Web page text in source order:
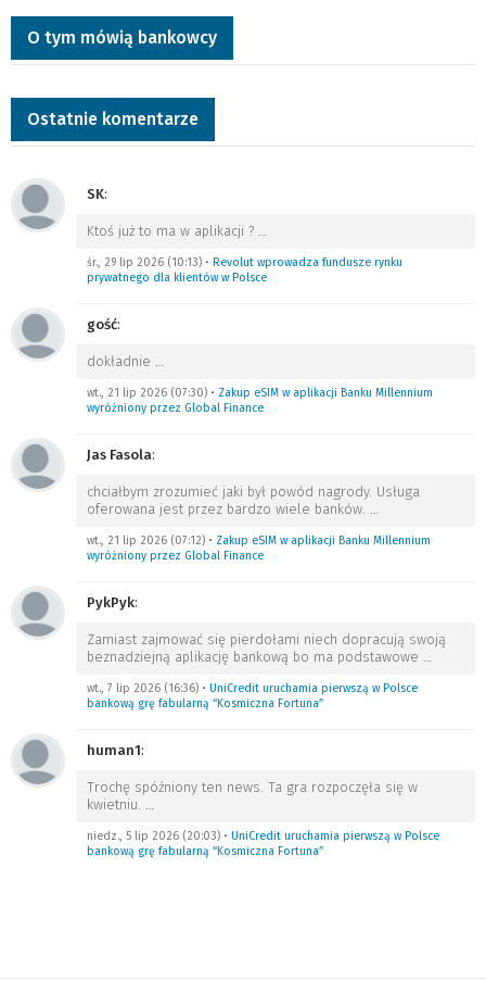
O tym mówią bankowcy
Ostatnie komentarze
SK:
Ktoś już to ma w aplikacji ? …
śr., 29 lip 2026 (10:13) • Revolut wprowadza fundusze rynku
prywatnego dla klientów w Polsce
gość:
dokładnie …
wt., 21 lip 2026 (07:30) • Zakup eSIM w aplikacji Banku Millennium
wyróżniony przez Global Finance
Jas Fasola:
chciałbym zrozumieć jaki był powód nagrody. Usługa
oferowana jest przez bardzo wiele banków. …
wt., 21 lip 2026 (07:12) • Zakup eSIM w aplikacji Banku Millennium
wyróżniony przez Global Finance
PykPyk:
Zamiast zajmować się pierdołami niech dopracują swoją
beznadziejną aplikację bankową bo ma podstawowe …
wt., 7 lip 2026 (16:36) • UniCredit uruchamia pierwszą w Polsce
bankową grę fabularną “Kosmiczna Fortuna”
human1:
Trochę spóźniony ten news. Ta gra rozpoczęła się w
kwietniu. …
niedz., 5 lip 2026 (20:03) • UniCredit uruchamia pierwszą w Polsce
bankową grę fabularną “Kosmiczna Fortuna”